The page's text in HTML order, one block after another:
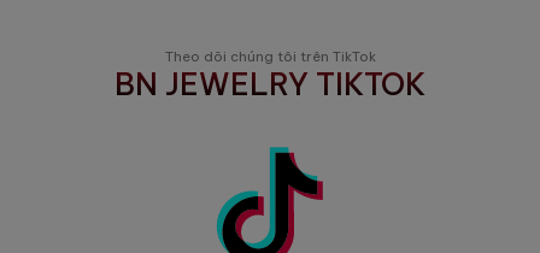
Theo dõi chúng tôi trên TikTok
BN JEWELRY TIKTOK